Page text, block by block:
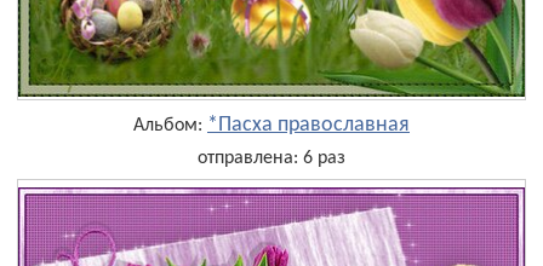
Альбом: *Пасха православная
отправлена: 6 раз